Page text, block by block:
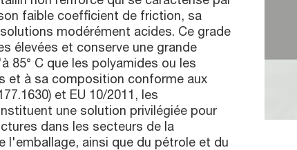
faible coefficient de friction, sa
modérément acides. Ce grade
élevées et conserve une grande
85° C que les polyamides ou les
et à sa composition conforme aux
et EU 10/2011, les
une solution privilégiée pour
dans les secteurs de la
l'emballage, ainsi que du pétrole et du